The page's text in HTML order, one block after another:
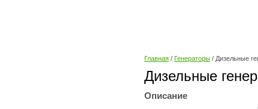
Главная / Генераторы / Дизельные
Дизельные
Описание